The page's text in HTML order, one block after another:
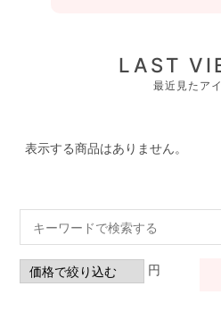
LAST
最近見たア
表示する商品はありません。
円